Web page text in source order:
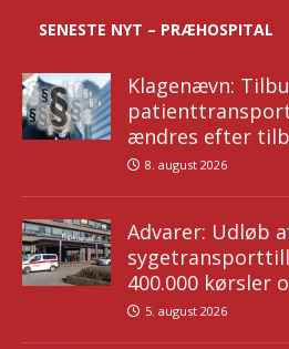
SENESTE NYT – PRÆHOSPITAL
Klagenævn:
ændres efter
8. august 2026
Advarer: Udløb
400.000 kørsler
5. august 2026